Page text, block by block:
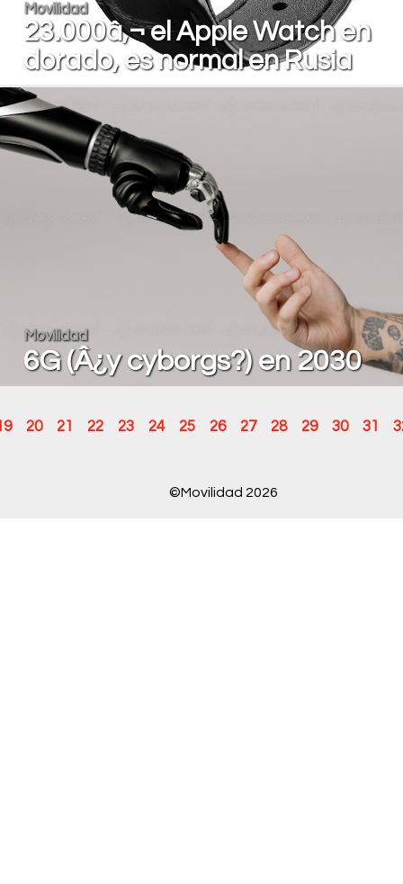
Movilidad
23.000â‚¬ el Apple Watch en
dorado, es normal en Rusia
Movilidad
6G (Â¿y cyborgs?) en 2030
20 21 22 23 24 25 26 27 28 29 30 31
©Movilidad 2026